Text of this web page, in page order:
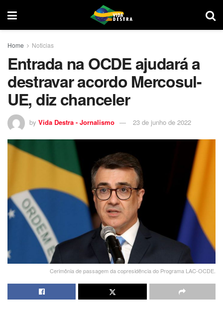
Home Noticias
Entrada na OCDE ajudará a
destravar acordo Mercosul-
UE, diz chanceler
by Vida Destra - Jornalismo 23 de junho de 2022
Cerimônia de passagem da copresidência do Programa LAC-OCDE.